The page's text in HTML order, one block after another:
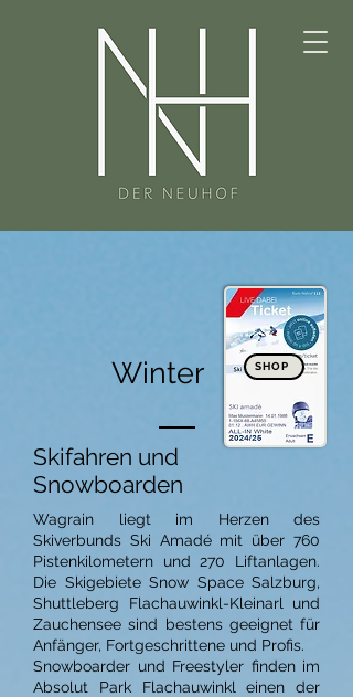
Winter
Skifahren und
Snowboarden
Wagrain liegt im Herzen des
Skiverbunds Ski Amadé mit über 760
Pistenkilometern und 270 Liftanlagen.
Die Skigebiete Snow Space Salzburg,
Shuttleberg Flachauwinkl-Kleinarl und
Zauchensee sind bestens geeignet für
Anfänger, Fortgeschrittene und Profis.
Snowboarder und Freestyler finden im
Absolut Park Flachauwinkl einen der
SHOP